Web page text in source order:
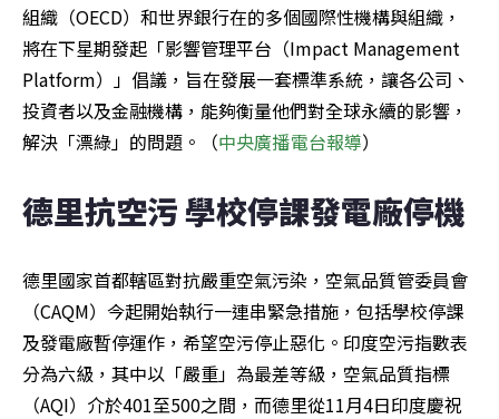
組織（OECD）和世界銀行在的多個國際性機構與組織，
將在下星期發起「影響管理平台（Impact Management
Platform）」倡議，旨在發展一套標準系統，讓各公司、
投資者以及金融機構，能夠衡量他們對全球永續的影響，
解決「漂綠」的問題。（中央廣播電台報導）
德里抗空污 學校停課發電廠停機
德里國家首都轄區對抗嚴重空氣污染，空氣品質管委員會
（CAQM）今起開始執行一連串緊急措施，包括學校停課
及發電廠暫停運作，希望空污停止惡化。印度空污指數表
分為六級，其中以「嚴重」為最差等級，空氣品質指標
（AQI）介於401至500之間，而德里從11月4日印度慶祝